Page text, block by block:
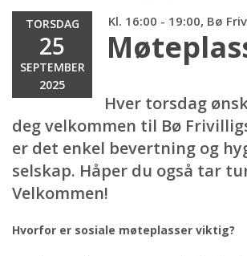
TORSDAG
25
SEPTEMBER
2025
Kl. 16:00 - 19:00, Bø
Hver torsdag
deg velkommen til Bø
er det enkel bevertning og
selskap. Håper du også tar
Velkommen!
Hvorfor er sosiale møteplasser viktig?